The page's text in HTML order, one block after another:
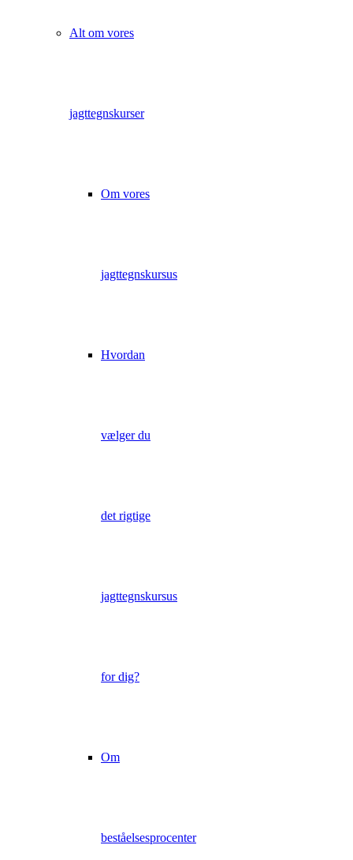
Alt om vores
jagttegnskurser
Om vores
jagttegnskursus
Hvordan
vælger du
det rigtige
jagttegnskursus
for dig?
Om
beståelsesprocenter